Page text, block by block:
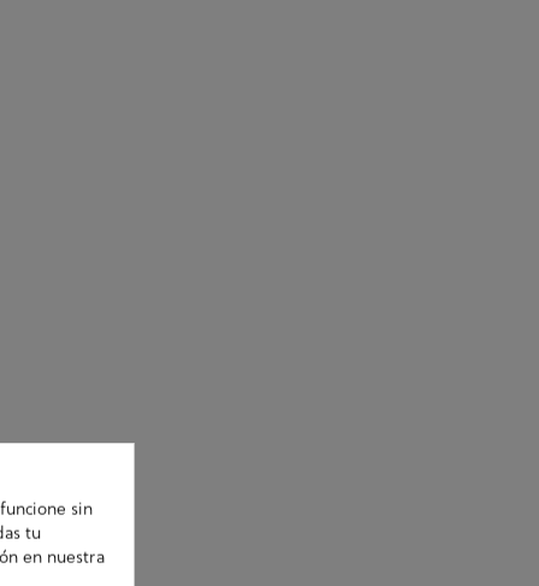
sin
tu
en nuestra